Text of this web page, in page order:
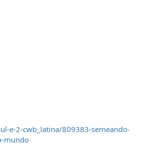
e-2-cwb_latina/809383-semeando-
mundo